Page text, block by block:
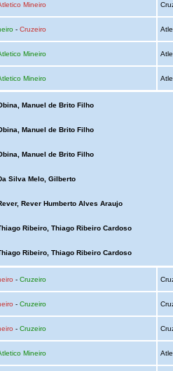
Mineiro
- Cruzeiro
Mineiro
Mineiro
Manuel de Brito Filho
Manuel de Brito Filho
Manuel de Brito Filho
Silva Melo, Gilberto
Rever Humberto Alves Araujo
Ribeiro, Thiago Ribeiro Cardoso
Ribeiro, Thiago Ribeiro Cardoso
- Cruzeiro
- Cruzeiro
- Cruzeiro
Mineiro